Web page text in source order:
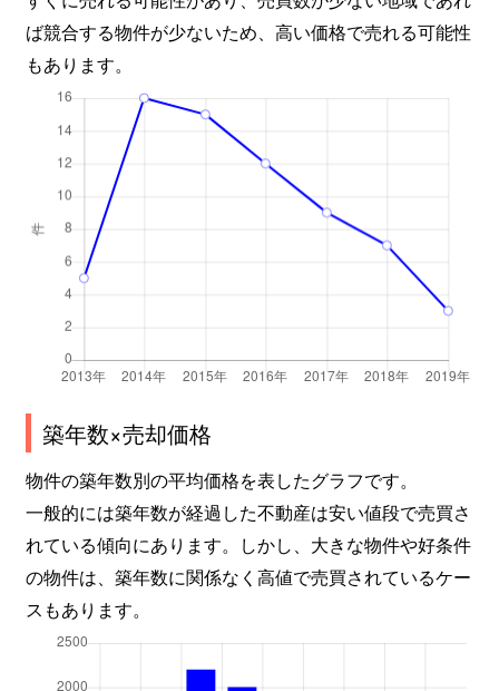
ば競合する物件が少ないため、高い価格で売れる可能性
もあります。
築年数×売却価格
物件の築年数別の平均価格を表したグラフです。
一般的には築年数が経過した不動産は安い値段で売買さ
れている傾向にあります。しかし、大きな物件や好条件
の物件は、築年数に関係なく高値で売買されているケー
スもあります。